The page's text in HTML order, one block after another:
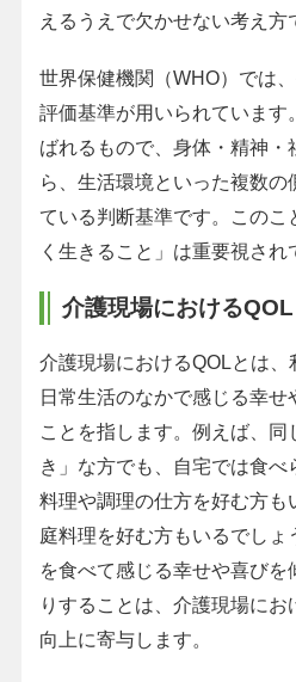
えるうえで欠かせない考え方
世界保健機関（WHO）では
評価基準が用いられています
ばれるもので、身体・精神・
ら、生活環境といった複数の
ている判断基準です。このこ
く生きること」は重要視され
介護現場における
介護現場におけるQOLとは、
日常生活のなかで感じる幸せ
ことを指します。例えば、同
き」な方でも、自宅では食べ
料理や調理の仕方を好む方も
庭料理を好む方もいるでしょ
を食べて感じる幸せや喜びを
りすることは、介護現場にお
向上に寄与します。